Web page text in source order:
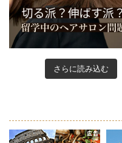
さらに読み込む